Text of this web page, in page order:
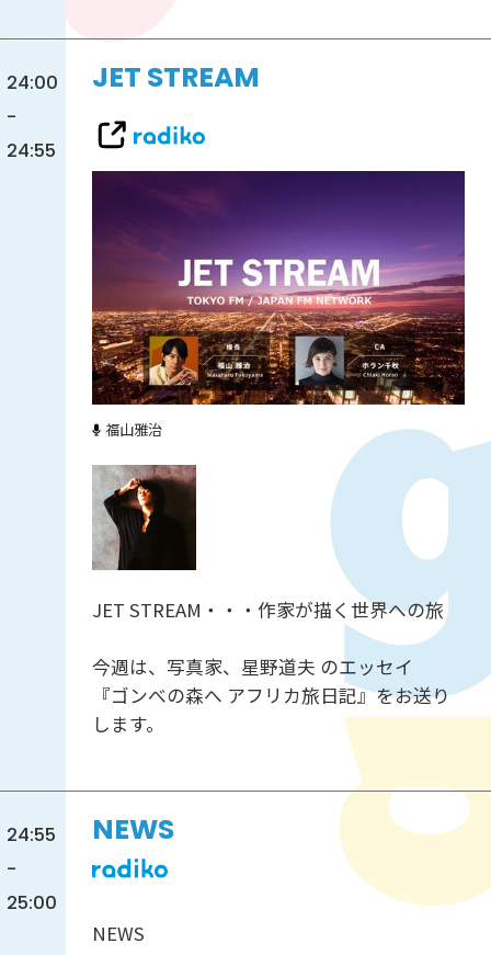
24:00
-
24:55
JET STREAM
福山雅治
JET STREAM・・・作家が描く世界への旅
今週は、写真家、星野道夫 のエッセイ
『ゴンべの森へ アフリカ旅日記』をお送り
します。
24:55
-
25:00
NEWS
NEWS